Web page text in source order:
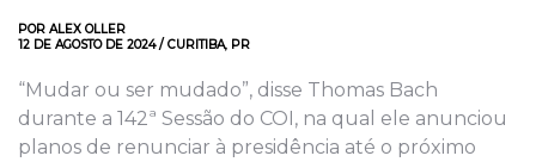
POR ALEX OLLER
12 DE AGOSTO DE 2024 / CURITIBA, PR
“Mudar ou ser mudado”, disse Thomas Bach
durante a 142ª Sessão do COI, na qual ele anunciou
planos de renunciar à presidência até o próximo